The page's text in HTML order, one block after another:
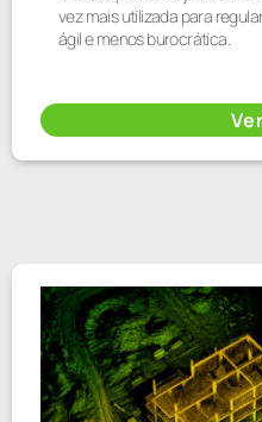
vez mais utilizada para
ágil e menos burocrática.